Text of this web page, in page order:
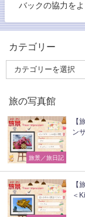
バックの協力を
カテゴリー
旅の写真館
旅景／旅日記
【
ン
【
＜